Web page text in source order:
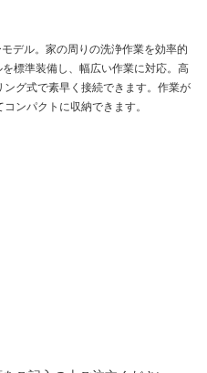
デル。家の周りの洗浄作業を効率的
標準装備し、幅広い作業に対応。高
グ式で素早く接続できます。作業が
ンパクトに収納できます。